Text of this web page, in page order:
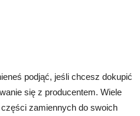
podjąć, jeśli chcesz dokupić
się z producentem. Wiele
zamiennych do swoich